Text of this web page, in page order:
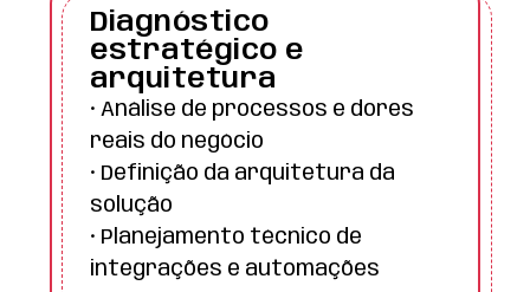
Diagnóstico
estratégico e
arquitetura
• Análise de processos e dores
reais do negócio
• Definição da arquitetura da
solução
• Planejamento técnico de
integrações e automações